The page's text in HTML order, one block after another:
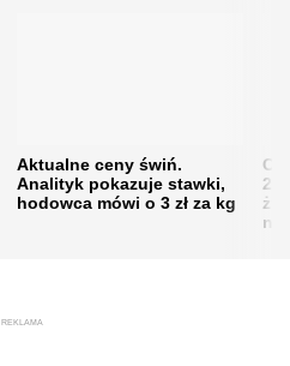
Aktualne ceny świń.
Analityk pokazuje stawki,
hodowca mówi o 3 zł za kg
REKLAMA